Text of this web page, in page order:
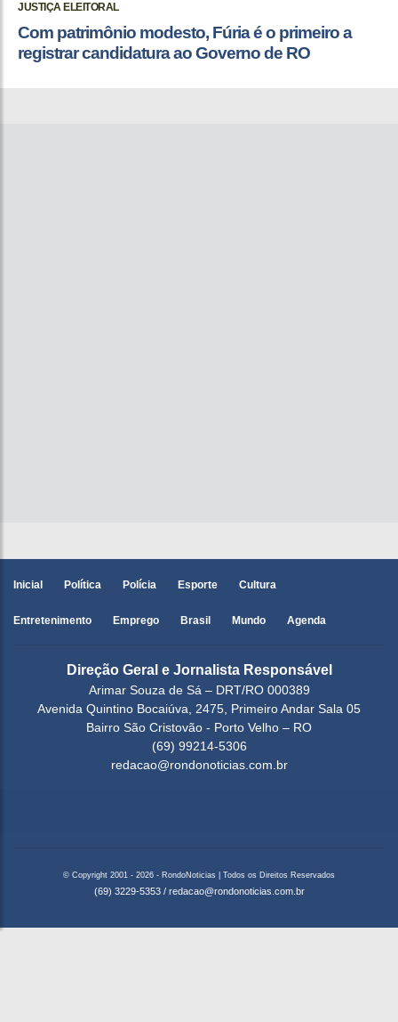
JUSTIÇA ELEITORAL
Com patrimônio modesto, Fúria é o primeiro a
registrar candidatura ao Governo de RO
Inicial Política Polícia Esporte Cultura
Entretenimento Emprego Brasil Mundo Agenda
Direção Geral e Jornalista Responsável
Arimar Souza de Sá – DRT/RO 000389
Avenida Quintino Bocaiúva, 2475, Primeiro Andar Sala 05
Bairro São Cristovão - Porto Velho – RO
(69) 99214-5306
redacao@rondonoticias.com.br
© Copyright 2001 - 2026 - RondoNoticias | Todos os Direitos Reservados
(69) 3229-5353 / redacao@rondonoticias.com.br